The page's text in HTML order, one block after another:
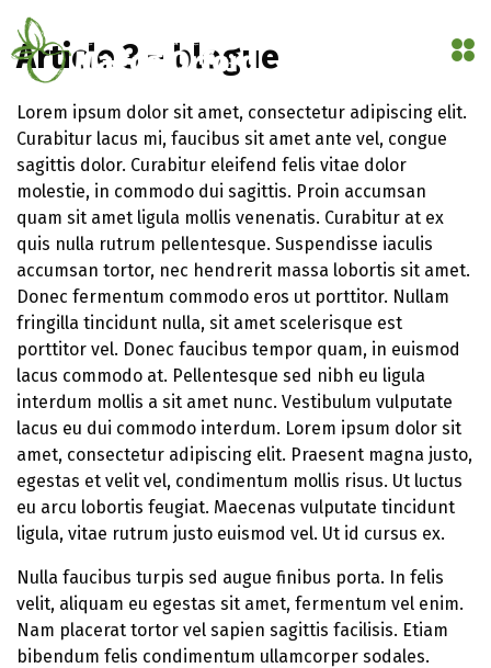
Article 3 – blogue
Lorem ipsum dolor sit amet, consectetur adipiscing elit.
Curabitur lacus mi, faucibus sit amet ante vel, congue
sagittis dolor. Curabitur eleifend felis vitae dolor
molestie, in commodo dui sagittis. Proin accumsan
quam sit amet ligula mollis venenatis. Curabitur at ex
quis nulla rutrum pellentesque. Suspendisse iaculis
accumsan tortor, nec hendrerit massa lobortis sit amet.
Donec fermentum commodo eros ut porttitor. Nullam
fringilla tincidunt nulla, sit amet scelerisque est
porttitor vel. Donec faucibus tempor quam, in euismod
lacus commodo at. Pellentesque sed nibh eu ligula
interdum mollis a sit amet nunc. Vestibulum vulputate
lacus eu dui commodo interdum. Lorem ipsum dolor sit
amet, consectetur adipiscing elit. Praesent magna justo,
egestas et velit vel, condimentum mollis risus. Ut luctus
eu arcu lobortis feugiat. Maecenas vulputate tincidunt
ligula, vitae rutrum justo euismod vel. Ut id cursus ex.
Nulla faucibus turpis sed augue finibus porta. In felis
velit, aliquam eu egestas sit amet, fermentum vel enim.
Nam placerat tortor vel sapien sagittis facilisis. Etiam
bibendum felis condimentum ullamcorper sodales.